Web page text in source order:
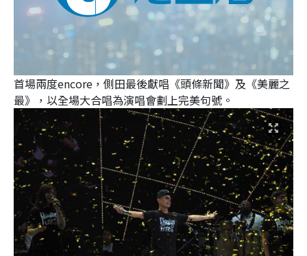
首場兩度encore，側田最後獻唱《頭條新聞》及《美麗之
最》，以全場大合唱為演唱會劃上完美句號。